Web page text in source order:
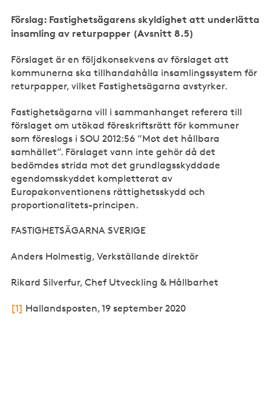
Förslag: Fastighetsägarens skyldighet att underlätta
insamling av returpapper (Avsnitt 8.5)
Förslaget är en följdkonsekvens av förslaget att
kommunerna ska tillhandahålla insamlingssystem för
returpapper, vilket Fastighetsägarna avstyrker.
Fastighetsägarna vill i sammanhanget referera till
förslaget om utökad föreskriftsrätt för kommuner
som föreslogs i SOU 2012:56 ”Mot det hållbara
samhället”. Förslaget vann inte gehör då det
bedömdes strida mot det grundlagsskyddade
egendomsskyddet kompletterat av
Europakonventionens rättighetsskydd och
proportionalitets-principen.
FASTIGHETSÄGARNA SVERIGE
Anders Holmestig, Verkställande direktör
Rikard Silverfur, Chef Utveckling & Hållbarhet
[1] Hallandsposten, 19 september 2020